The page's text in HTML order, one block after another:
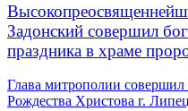
Задонский совершил
праздника в храме
Глава митрополии совершил
Рождества Христова г.